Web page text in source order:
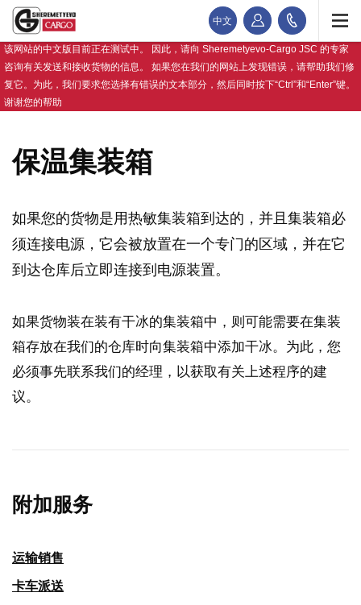
中文
该网站的中文版目前正在测试中。 因此，请向 Sheremetyevo-Cargo JSC 的专家
咨询有关发送和接收货物的信息。 如果您在我们的网站上发现错误，请帮助我们修
复它。为此，我们要求您选择有错误的文本部分，然后同时按下“Ctrl”和“Enter”键。
谢谢您的帮助
保温集装箱
如果您的货物是用热敏集装箱到达的，并且集装箱必
须连接电源，它会被放置在一个专门的区域，并在它
到达仓库后立即连接到电源装置。
如果货物装在装有干冰的集装箱中，则可能需要在集装
箱存放在我们的仓库时向集装箱中添加干冰。为此，您
必须事先联系我们的经理，以获取有关上述程序的建
议。
附加服务
运输销售
卡车派送